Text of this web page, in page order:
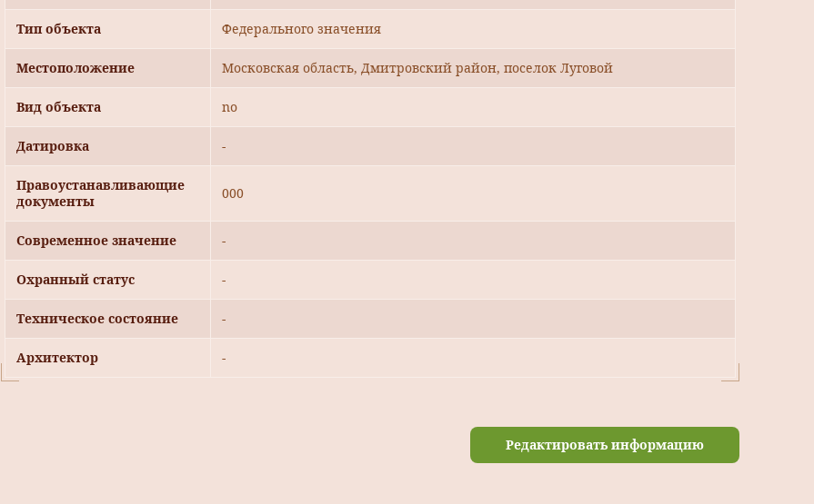
Тип объекта Федерального значения
Местоположение Московская область, Дмитровский район, поселок Луговой
Вид объекта no
Датировка -
Правоустанавливающие
документы
000
Современное значение -
Охранный статус -
Техническое состояние -
Архитектор -
Редактировать информацию